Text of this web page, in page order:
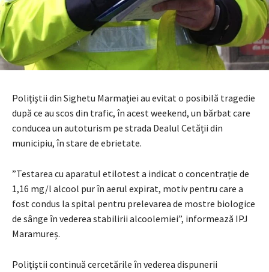
Poliţiştii din Sighetu Marmaţiei au evitat o posibilă tragedie
după ce au scos din trafic, în acest weekend, un bărbat care
conducea un autoturism pe strada Dealul Cetății din
municipiu, în stare de ebrietate.
”Testarea cu aparatul etilotest a indicat o concentrație de
1,16 mg/l alcool pur în aerul expirat, motiv pentru care a
fost condus la spital pentru prelevarea de mostre biologice
de sânge în vederea stabilirii alcoolemiei”, informează IPJ
Maramureș.
Poliţiştii continuă cercetările în vederea dispunerii